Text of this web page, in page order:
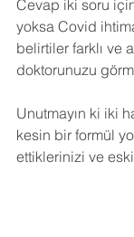
Cevap iki soru
yoksa Covid
belirtiler farklı ve
doktorunuzu
Unutmayın ki iki
kesin bir formül
ettiklerinizi ve eski